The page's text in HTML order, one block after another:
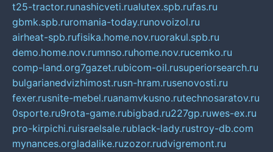
t25-tractor.runashicveti.rualutex.spb.rufas.ru
gbmk.spb.ruromania-today.runovoizol.ru
airheat-spb.rufisika.home.nov.ruorakul.spb.ru
demo.home.nov.rumnso.ruhome.nov.rucemko.ru
comp-land.org7gazet.rubicom-oil.rusuperiorsearch.ru
bulgarianedvizhimost.rusn-hram.rusenovosti.ru
fexer.rusnite-mebel.ruanamvkusno.rutechnosaratov.ru
0sporte.ru9rota-game.rubigbad.ru227gp.ruwes-ex.ru
pro-kirpichi.ruisraelsale.rublack-lady.rustroy-db.com
mynances.orgladalike.ruzozor.rudvigremont.ru